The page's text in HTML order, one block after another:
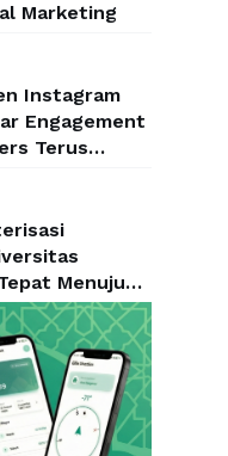
Marketing
Instagram
Engagement
Terus
Menuju
Perusahaan